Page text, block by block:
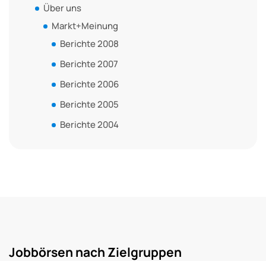
Über uns
Markt+Meinung
Berichte 2008
Berichte 2007
Berichte 2006
Berichte 2005
Berichte 2004
Jobbörsen nach Zielgruppen